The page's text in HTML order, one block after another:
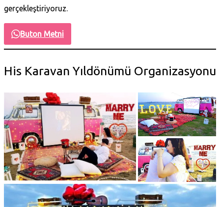
gerçekleştiriyoruz.
Buton Metni
His Karavan Yıldönümü Organizasyonu